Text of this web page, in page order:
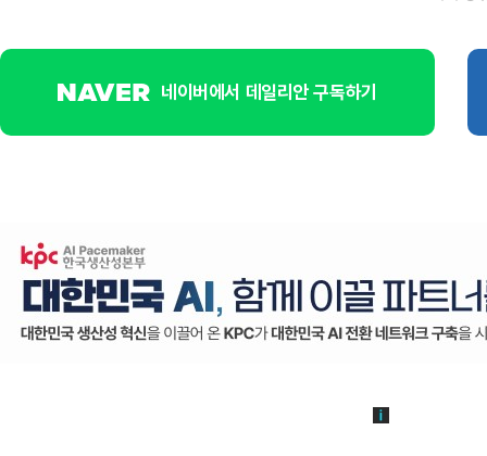
네이버에서 데일리안 구독하기